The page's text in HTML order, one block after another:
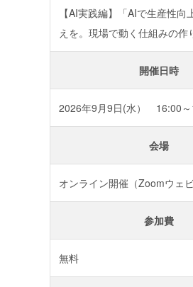
【AI実践編】「AIで生産性向
えを。現場で動く仕組みの作
開催日時
2026年9月9日(水） 16:00～
会場
オンライン開催（Zoom
参加費
無料